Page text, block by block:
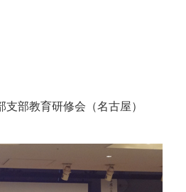
部教育研修会（名古屋）